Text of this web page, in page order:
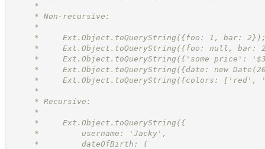
*
* Non-recursive:
*
*     Ext.Object.toQueryString({foo: 1, bar: 2});
*     Ext.Object.toQueryString({foo: null, bar:
*     Ext.Object.toQueryString({'some price':
*     Ext.Object.toQueryString({date: new
*     Ext.Object.toQueryString({colors: ['red',
*
* Recursive:
*
*     Ext.Object.toQueryString({
*         username: 'Jacky',
*         dateOfBirth: {